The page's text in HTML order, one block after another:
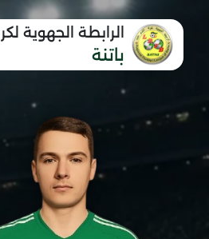
الرابطة الجهوية
باتنة